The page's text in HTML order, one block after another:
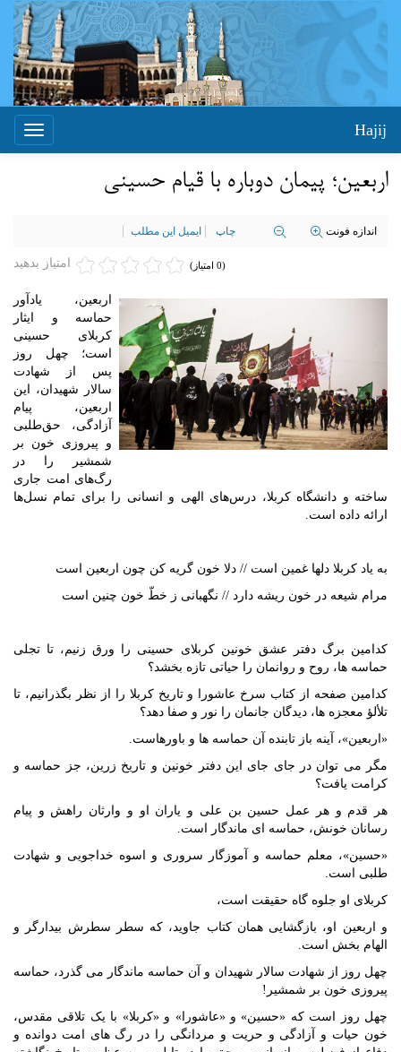
Toggle
Hajij
اربعین؛ پیمان دوباره با قیام حسینی
اندازه فونت چاپ ایمیل این مطلب
امتیاز بدهید (0 امتیاز)
اربعین، یادآور
حماسه و ایثار
کربلای حسینی
است؛ چهل روز
پس از شهادت
سالار شهیدان، این
اربعین، پیام
آزادگی، حق‌طلبی
و پیروزی خون بر
شمشیر را در
رگ‌های امت جاری
ساخته و دانشگاه کربلا، درس‌های الهی و انسانی را برای تمام نسل‌ها
ارائه داده است.
به یاد کربلا دل‏ها غمین است // دلا خون گریه کن چون اربعین است
مرام شیعه در خون ریشه دارد // نگهبانی ز خطّ خون چنین است
کدامین برگ دفتر عشق خونین کربلای حسینی را ورق زنیم، تا تجلی
حماسه‏ ها، روح و روان‏مان را حیاتی تازه بخشد؟
کدامین صفحه از کتاب سرخ عاشورا و تاریخ کربلا را از نظر بگذرانیم، تا
تلألؤ معجزه‏ ها، دیدگان جان‏مان را نور و صفا دهد؟
«اربعین»، آینه باز تابنده آن حماسه ‏ها و باورهاست.
مگر می ‏توان در جای جای این دفتر خونین و تاریخ زرین، جز حماسه و
کرامت یافت؟
هر قدم و هر عمل حسین بن‏ علی و یاران او و وارثان راهش و پیام‏
رسانان خونش، حماسه ‏ای ماندگار است.
«حسین»، معلم حماسه و آموزگار سروری و اسوه خداجویی و شهادت‏
طلبی است.
کربلای او جلوه‏ گاه حقیقت است،
و اربعین او، بازگشایی همان کتاب جاوید، که سطر سطرش بیدارگر و
الهام ‏بخش است.
چهل روز از شهادت سالار شهیدان و آن حماسه ماندگار می ‏گذرد، حماسه
پیروزی خون بر شمشیر!
چهل روز است که «حسین» و «عاشورا» و «کربلا» با یک تلاقی مقدس،
خون حیات و آزادگی و حریت و مردانگی را در رگ‏ های امت دوانده و